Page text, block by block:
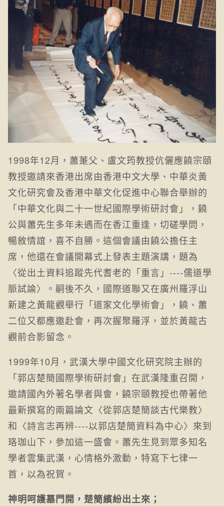
1998年12月，蕭萐父、盧文筠教授伉儷應饒宗頤
教授邀請來香港出席由香港中文大學、中華炎黃
文化研究會及香港中華文化促進中心聯合舉辦的
「中華文化與二十一世紀國際學術研討會」，饒
公與蕭先生多年未遇而在香江重逢，切磋學問，
暢敘情誼，喜不自勝。這個會議由饒公擔任主
席，他還在會議開幕式上發表主題演講，題為
〈從出土資料追蹤先代耆老的「重言」----儒道學
脈試論〉。嗣後不久，國際道聯又在廣州羅浮山
新建之黃龍觀舉行「道家文化學術會」，饒、蕭
二位又都應邀赴會，再次握聚羅浮，並於黃龍古
觀前合影留念。
1999年10月，武漢大學中國文化研究院主辦的
「郭店楚簡國際學術研討會」在武漢隆重召開，
邀請國內外著名學者與會，饒宗頤教授也帶著他
最新撰寫的兩篇論文〈從郭店楚簡談古代樂教〉
和〈詩言志再辨----以郭店楚簡資料為中心〉來到
珞珈山下，參加這一盛會。蕭先生見到眾多知名
學者雲集武漢，心情格外激動，特寫下七律一
首，以為祝賀。
神明呵護墓門開，楚簡繽紛出土來；